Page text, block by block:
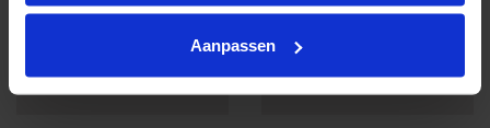
Aanpassen
ROM